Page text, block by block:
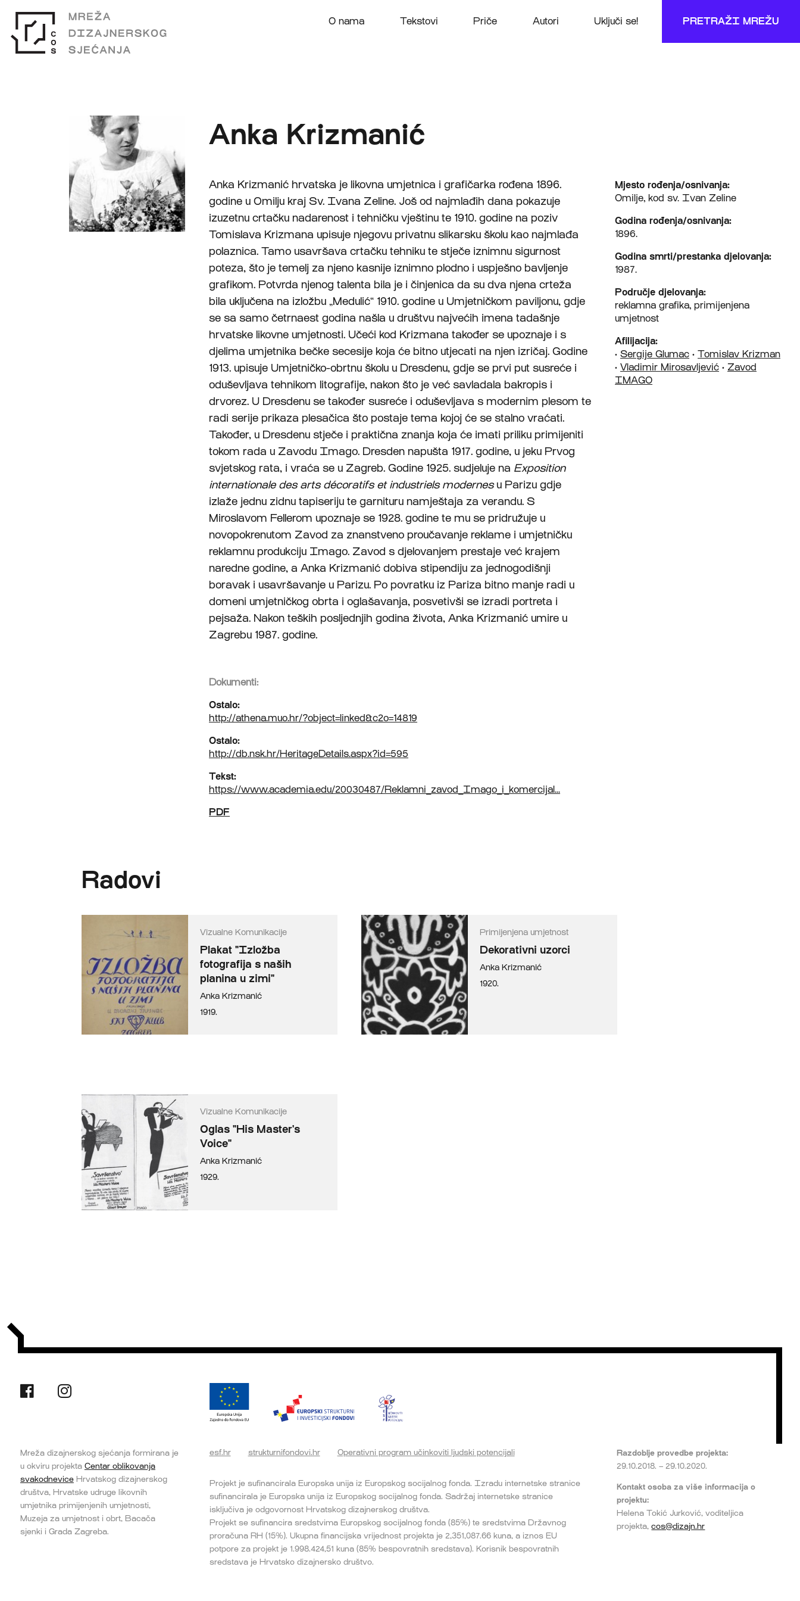
O nama Tekstovi Priče Autori Uključi se! PRETRAŽI MREŽU
Anka Krizmanić
Anka Krizmanić hrvatska je likovna umjetnica i grafičarka rođena 1896.
godine u Omilju kraj Sv. Ivana Zeline. Još od najmlađih dana pokazuje
izuzetnu crtačku nadarenost i tehničku vještinu te 1910. godine na poziv
Tomislava Krizmana upisuje njegovu privatnu slikarsku školu kao najmlađa
polaznica. Tamo usavršava crtačku tehniku te stječe iznimnu sigurnost
poteza, što je temelj za njeno kasnije iznimno plodno i uspješno bavljenje
grafikom. Potvrda njenog talenta bila je i činjenica da su dva njena crteža
bila uključena na izložbu „Medulić“ 1910. godine u Umjetničkom paviljonu, gdje
se sa samo četrnaest godina našla u društvu najvećih imena tadašnje
hrvatske likovne umjetnosti. Učeći kod Krizmana također se upoznaje i s
djelima umjetnika bečke secesije koja će bitno utjecati na njen izričaj. Godine
1913. upisuje Umjetničko-obrtnu školu u Dresdenu, gdje se prvi put susreće i
oduševljava tehnikom litografije, nakon što je već savladala bakropis i
drvorez. U Dresdenu se također susreće i oduševljava s modernim plesom te
radi serije prikaza plesačica što postaje tema kojoj će se stalno vraćati.
Također, u Dresdenu stječe i praktična znanja koja će imati priliku primijeniti
tokom rada u Zavodu Imago. Dresden napušta 1917. godine, u jeku Prvog
svjetskog rata, i vraća se u Zagreb. Godine 1925. sudjeluje na Exposition
internationale des arts décoratifs et industriels modernesu Parizu gdje
izlaže jednu zidnu tapiseriju te garnituru namještaja za verandu. S
Miroslavom Fellerom upoznaje se 1928. godine te mu se pridružuje u
novopokrenutom Zavod za znanstveno proučavanje reklame i umjetničku
reklamnu produkciju Imago. Zavod s djelovanjem prestaje već krajem
naredne godine, a Anka Krizmanić dobiva stipendiju za jednogodišnji
boravak i usavršavanje u Parizu. Po povratku iz Pariza bitno manje radi u
domeni umjetničkog obrta i oglašavanja, posvetivši se izradi portreta i
pejsaža. Nakon teških posljednjih godina života, Anka Krizmanić umire u
Zagrebu 1987. godine.
Dokumenti:
Ostalo:
http://athena.muo.hr/?object=linked&c2o=14819
Ostalo:
http://db.nsk.hr/HeritageDetails.aspx?id=595
Tekst:
https://www.academia.edu/20030487/Reklamni_zavod_Imago_i_komercijal...
PDF
Mjesto rođenja/osnivanja:
Omilje, kod sv. Ivan Zeline
Godina rođenja/osnivanja:
1896.
Godina smrti/prestanka djelovanja:
1987.
Područje djelovanja:
reklamna grafika, primijenjena
umjetnost
Afilijacija:
• Sergije Glumac • Tomislav Krizman
• Vladimir Mirosavljević • Zavod
IMAGO
Radovi
Vizualne Komunikacije
Plakat "Izložba
fotografija s naših
planina u zimi"
Anka Krizmanić
1919.
Primijenjena umjetnost
Dekorativni uzorci
Anka Krizmanić
1920.
Vizualne Komunikacije
Oglas "His Master's
Voice"
Anka Krizmanić
1929.
Mreža dizajnerskog sjećanja formirana je
u okviru projekta Centar oblikovanja
svakodneviceHrvatskog dizajnerskog
društva, Hrvatske udruge likovnih
umjetnika primijenjenih umjetnosti,
Muzeja za umjetnost i obrt, Bacača
sjenki i Grada Zagreba.
esf.hr strukturnifondovi.hr Operativni program učinkoviti ljudski potencijali
Projekt je sufinancirala Europska unija iz Europskog socijalnog fonda. Izradu internetske stranice
sufinancirala je Europska unija iz Europskog socijalnog fonda. Sadržaj internetske stranice
isključiva je odgovornost Hrvatskog dizajnerskog društva.
Projekt se sufinancira sredstvima Europskog socijalnog fonda (85%) te sredstvima Državnog
proračuna RH (15%). Ukupna financijska vrijednost projekta je 2,351,087.66 kuna, a iznos EU
potpore za projekt je 1.998.424,51 kuna (85% bespovratnih sredstava). Korisnik bespovratnih
sredstava je Hrvatsko dizajnersko društvo.
Razdoblje provedbe projekta:
29.10.2018. – 29.10.2020.
Kontakt osoba za više informacija o
projektu:
Helena Tokić Jurković, voditeljica
projekta,cos@dizajn.hr